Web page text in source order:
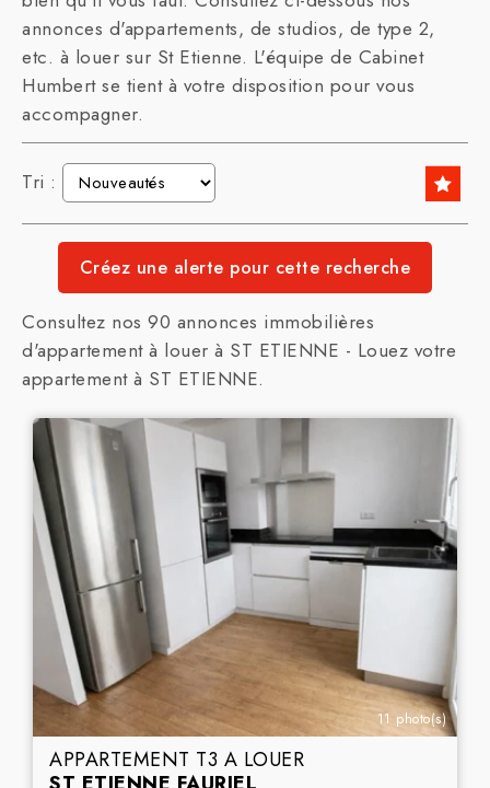
annonces d'appartements, de studios, de type 2,
etc. à louer sur St Etienne. L'équipe de Cabinet
Humbert se tient à votre disposition pour vous
accompagner.
Tri :
Consultez nos 90 annonces immobilières
d'appartement à louer à ST ETIENNE - Louez votre
appartement à ST ETIENNE.
11 photo(s)
APPARTEMENT T3 A LOUER